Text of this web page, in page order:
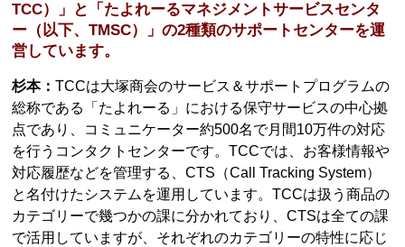
TCC）」と「たよれーるマネジメントサービスセンタ
ー（以下、TMSC）」の2種類のサポートセンターを運
営しています。
杉本：TCCは大塚商会のサービス＆サポートプログラムの
総称である「たよれーる」における保守サービスの中心拠
点であり、コミュニケーター約500名で月間10万件の対応
を行うコンタクトセンターです。TCCでは、お客様情報や
対応履歴などを管理する、CTS（Call Tracking System）
と名付けたシステムを運用しています。TCCは扱う商品の
カテゴリーで幾つかの課に分かれており、CTSは全ての課
で活用していますが、それぞれのカテゴリーの特性に応じ